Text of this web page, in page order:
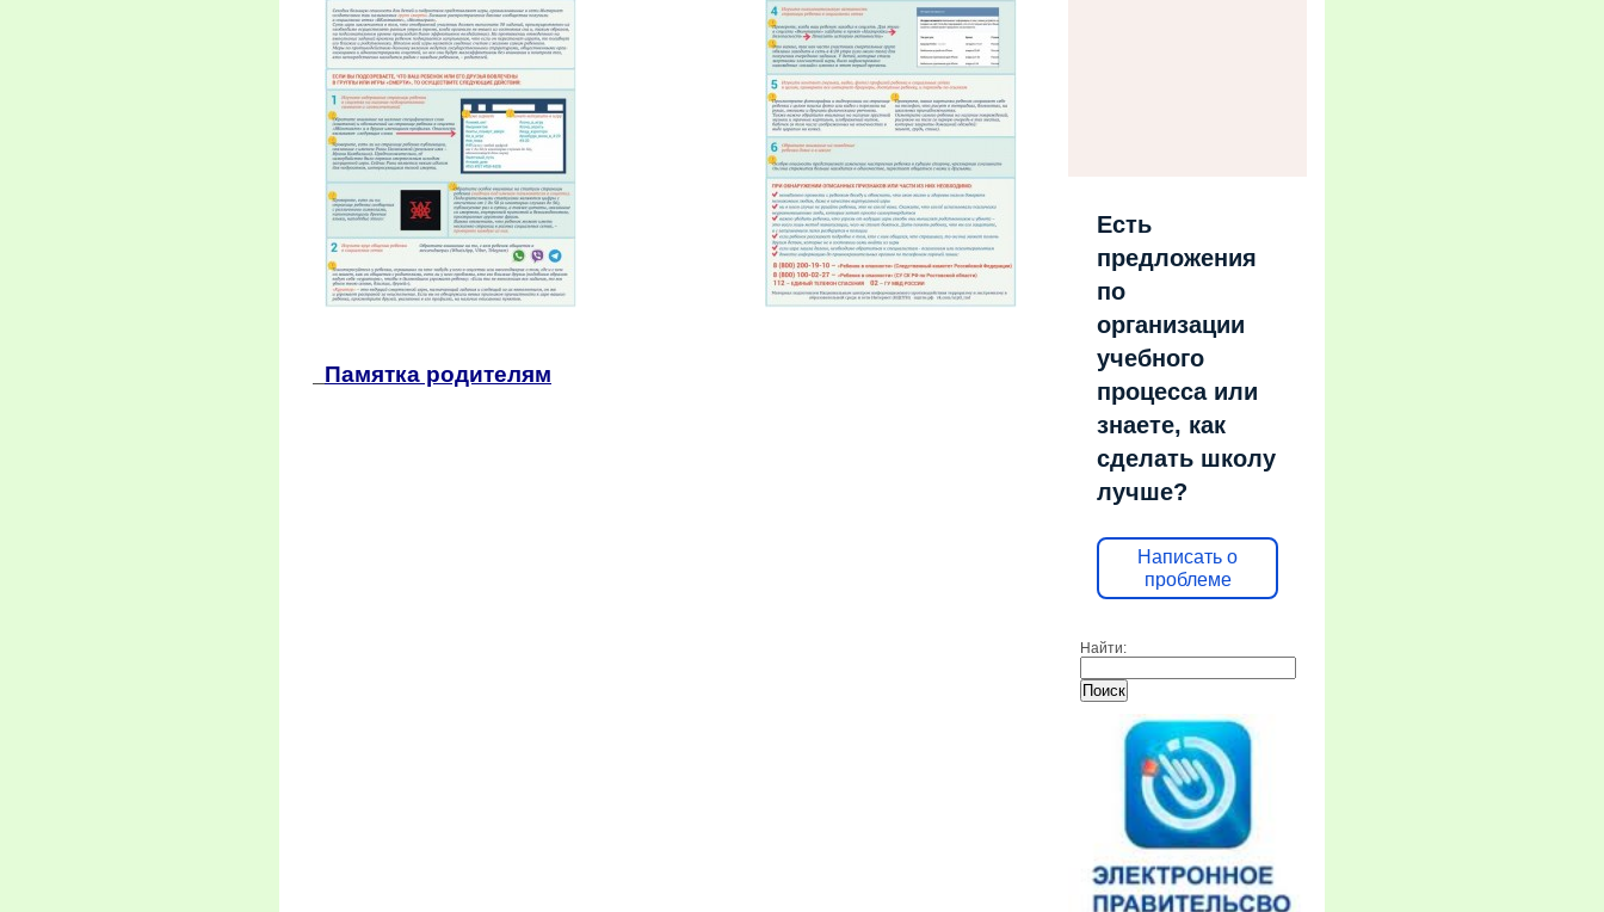
Памятка родителям
Есть
предложения
по
организации
учебного
процесса или
знаете, как
сделать школу
лучше?
Написать о
проблеме
Найти: